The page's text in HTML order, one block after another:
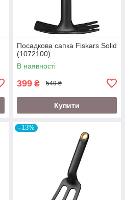
Посадкова сапка Fiskars Solid
(1072100)
В наявності
399 ₴ 549 ₴
Купити
–13%